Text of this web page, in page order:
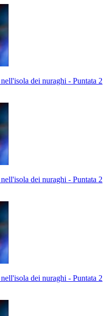
dei nuraghi - Puntata 2
dei nuraghi - Puntata 2
dei nuraghi - Puntata 2